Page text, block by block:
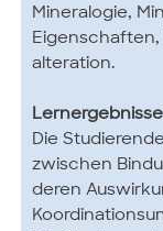
Mineralogie,
Eigenschaften,
alteration.
Die
zwischen
deren